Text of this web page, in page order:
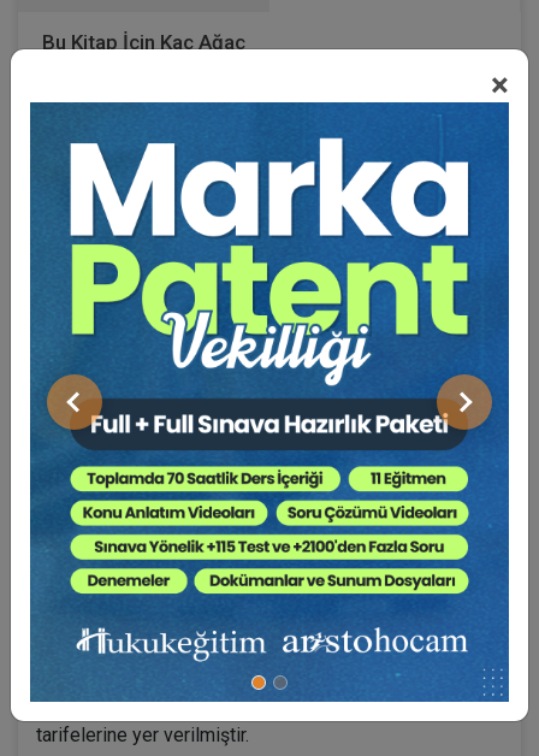
×
Önceki Sonraki
Bu Kitap İçin Kaç Ağaç
Kesiliyor ?
Özellikle “İflasın Ertelenmesi” müessesesinin
kaldırılmasından sonra hukuk dünyasında geniş ve ani
bir yer almaya başlayan “Konkordato Hukuku”, yeni bir
alan olması sebebiyle uygulamada çok fazla bilinmeyen
ve pek çok hatanın yapılmasına müsait bir alan olarak
ortaya çıkmıştır. İşbu kitap, bu alandaki mevcut kaynak
kitap ihtiyacının giderilmesine yönelik olarak
hazırlanmıştır.
Kitap içeriğinde;
Genel olarak iflas hukukuna ait bilgilere,
Kanun’da yapılan tüm değişiklikler madde madde
incelenerek konkordatoya ilişkin hükümlere,
Konkordato türlerinden konkordato prosedürünün nasıl
işlediğine kadar bu başlığa dair ayrıntılı açıklamalara,
karşılaşılan müzekkere, tensip kararları ve mahkeme
karar örneklerine ve
Konkordato prosedüründe karşılaşılan çeşitli ücret
tarifelerine yer verilmiştir.